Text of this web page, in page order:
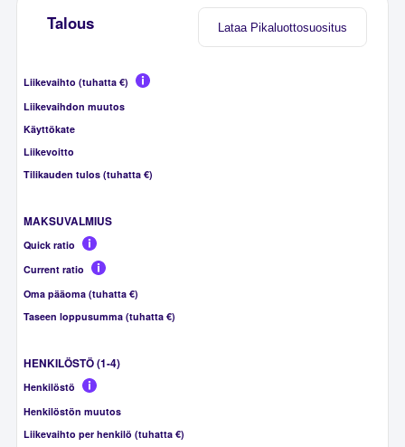
Lataa Pikaluottosuositus
Talous
Liikevaihto (tuhatta €)
Liikevaihdon muutos
Käyttökate
Liikevoitto
Tilikauden tulos (tuhatta €)
MAKSUVALMIUS
Quick ratio
Current ratio
Oma pääoma (tuhatta €)
Taseen loppusumma (tuhatta €)
HENKILÖSTÖ (1-4)
Henkilöstö
Henkilöstön muutos
Liikevaihto per henkilö (tuhatta €)